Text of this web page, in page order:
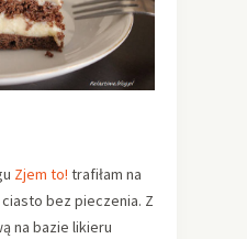
Zjem to! trafiłam na
bez pieczenia. Z
na bazie likieru